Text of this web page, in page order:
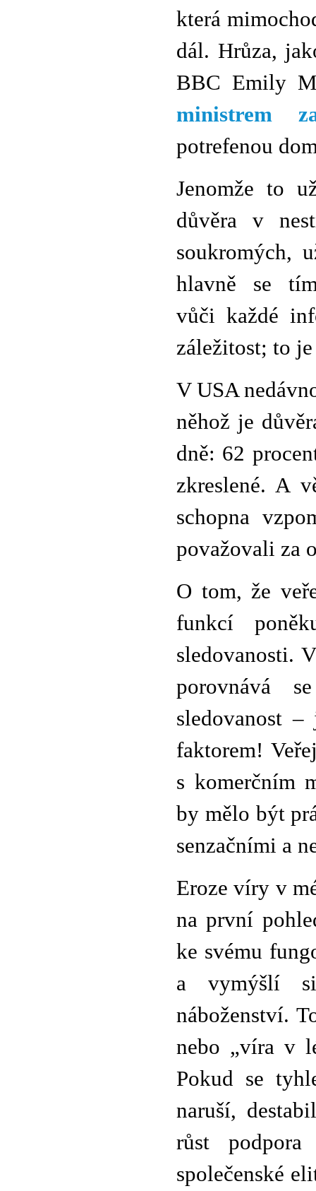
která
dál. Hrůza,
BBC Emily
ministrem
potrefenou
Jenomže to
důvěra v
soukromých,
hlavně se
vůči každé
záležitost; to
V USA
něhož je
dně: 62
zkreslené. A
schopna
považovali za
O tom, že
funkcí
sledovanosti.
porovnává
sledovanost –
faktorem!
s komerčním
by mělo být
senzačními a
Eroze víry v
na první
ke svému
a vymýšlí
náboženství.
nebo „víra v
Pokud se
naruší,
růst
společenské